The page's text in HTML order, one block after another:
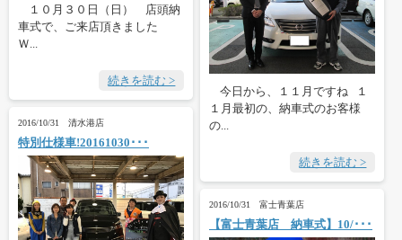
１０月３０日（日） 店頭納
車式で、ご来店頂きました
Ｗ...
続きを読む >
今日から、１１月ですね １
１月最初の、納車式のお客様
の...
続きを読む >
2016/10/31 清水港店
特別仕様車!20161030･･･
2016/10/31 富士青葉店
【富士青葉店 納車式】10/･･･